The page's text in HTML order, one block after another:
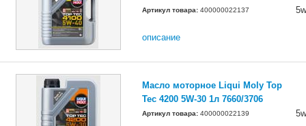
Артикул товара: 400000022137
описание
Масло моторное Liqui Moly Top
Tec 4200 5W-30 1л 7660/3706
Артикул товара: 400000022139